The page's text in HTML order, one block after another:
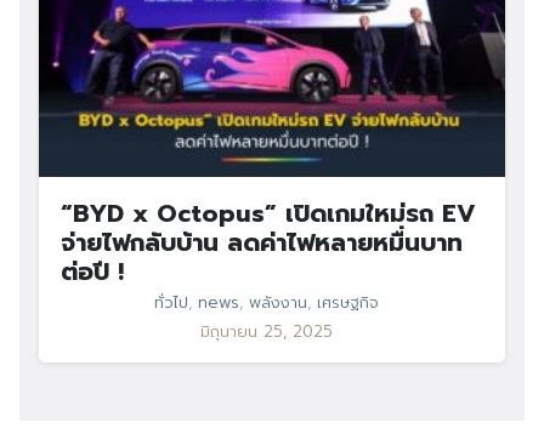
“BYD x Octopus” เปิดเกมใหม่รถ EV
จ่ายไฟกลับบ้าน ลดค่าไฟหลายหมื่นบาท
ต่อปี !
ทั่วไป, news, พลังงาน, เศรษฐกิจ
มิถุนายน 25, 2025